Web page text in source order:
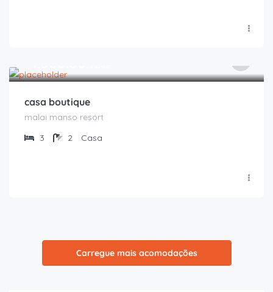
casa boutique
malai manso resort
3
2 Casa
Carregue mais acomodações